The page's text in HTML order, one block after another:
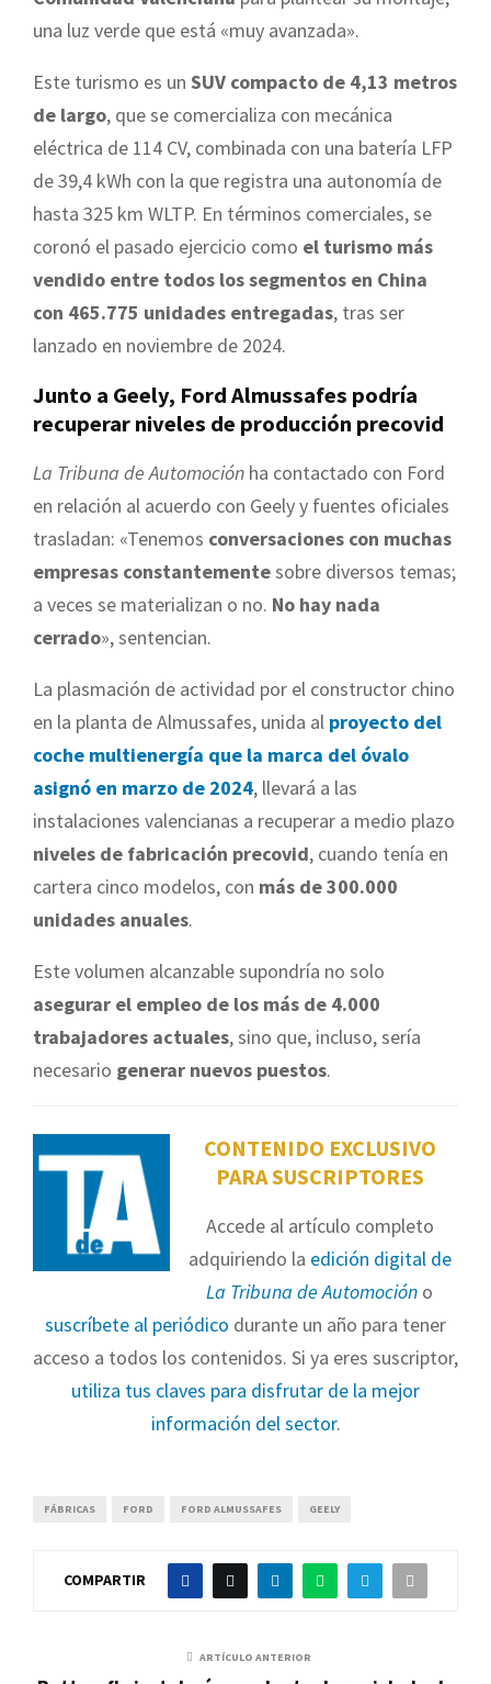
una luz verde que está «muy avanzada».
Este turismo es un SUV compacto de 4,13 metros
de largo, que se comercializa con mecánica
eléctrica de 114 CV, combinada con una batería LFP
de 39,4 kWh con la que registra una autonomía de
hasta 325 km WLTP. En términos comerciales, se
coronó el pasado ejercicio como el turismo más
vendido entre todos los segmentos en China
con 465.775 unidades entregadas, tras ser
lanzado en noviembre de 2024.
Junto a Geely, Ford Almussafes podría
recuperar niveles de producción precovid
La Tribuna de Automoción ha contactado con Ford
en relación al acuerdo con Geely y fuentes oficiales
trasladan: «Tenemos conversaciones con muchas
empresas constantementesobre diversos temas;
a veces se materializan o no. No hay nada
cerrado», sentencian.
La plasmación de actividad por el constructor chino
en la planta de Almussafes, unida al proyecto del
coche multienergía que la marca del óvalo
asignó en marzo de 2024, llevará a las
instalaciones valencianas a recuperar a medio plazo
niveles de fabricación precovid, cuando tenía en
cartera cinco modelos, con más de 300.000
unidades anuales.
Este volumen alcanzable supondría no solo
asegurar el empleo de los más de 4.000
trabajadores actuales, sino que, incluso, sería
necesario generar nuevos puestos.
CONTENIDO EXCLUSIVO
PARA SUSCRIPTORES
Accede al artículo completo
adquiriendo la edición digital de
La Tribuna de Automoción o
suscríbete al periódico durante un año para tener
acceso a todos los contenidos. Si ya eres suscriptor,
utiliza tus claves para disfrutar de la mejor
información del sector.
FÁBRICAS FORD FORD ALMUSSAFES GEELY
COMPARTIR
ARTÍCULO ANTERIOR